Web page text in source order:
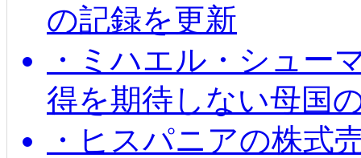
の記録を更新
・ミハエル・シュー
得を期待しない母国
・ヒスパニアの株式